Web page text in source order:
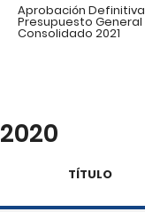
Aprobación Definitiva
Presupuesto General
Consolidado 2021
2020
TÍTULO